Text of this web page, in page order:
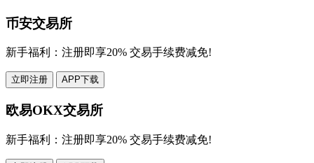
币安交易所
新手福利： 注册即享20% 交易手续费减免!
立即注册 APP下载
欧易OKX交易所
新手福利： 注册即享20% 交易手续费减免!